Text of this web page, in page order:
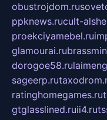
obustrojdom.ru
ppknews.rucult-
proekciyamebel.ru
glamourai.ru
dorogoe58.ru
sageerp.ru
ratinghomegames.ru
gtglasslined.ruii4.ru